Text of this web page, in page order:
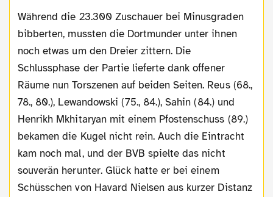
Während die 23.300 Zuschauer bei Minusgraden
bibberten, mussten die Dortmunder unter ihnen
noch etwas um den Dreier zittern. Die
Schlussphase der Partie lieferte dank offener
Räume nun Torszenen auf beiden Seiten. Reus (68.,
78., 80.), Lewandowski (75., 84.), Sahin (84.) und
Henrikh Mkhitaryan mit einem Pfostenschuss (89.)
bekamen die Kugel nicht rein. Auch die Eintracht
kam noch mal, und der BVB spielte das nicht
souverän herunter. Glück hatte er bei einem
Schüsschen von Havard Nielsen aus kurzer Distanz